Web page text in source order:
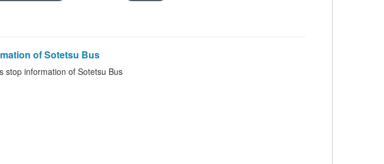
of Sotetsu Bus
stop information of Sotetsu Bus